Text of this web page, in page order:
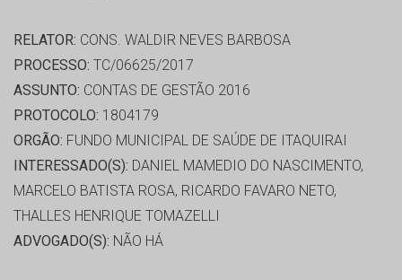
RELATOR: CONS. WALDIR NEVES BARBOSA
PROCESSO: TC/06625/2017
ASSUNTO: CONTAS DE GESTÃO 2016
PROTOCOLO: 1804179
ORGÃO: FUNDO MUNICIPAL DE SAÚDE DE ITAQUIRAI
INTERESSADO(S): DANIEL MAMEDIO DO NASCIMENTO,
MARCELO BATISTA ROSA, RICARDO FAVARO NETO,
THALLES HENRIQUE TOMAZELLI
ADVOGADO(S): NÃO HÁ